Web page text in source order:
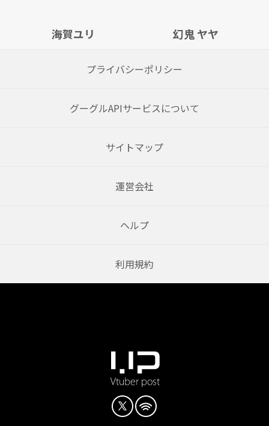
海賀ユリ 幻鬼 ヤヤ
プライバシーポリシー
グーグルAPIサービスについて
サイトマップ
運営会社
ヘルプ
利用規約